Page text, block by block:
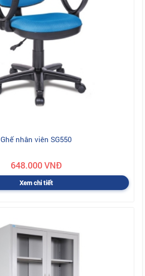
Ghế nhân viên SG550
648.000 VNĐ
Xem chi tiết